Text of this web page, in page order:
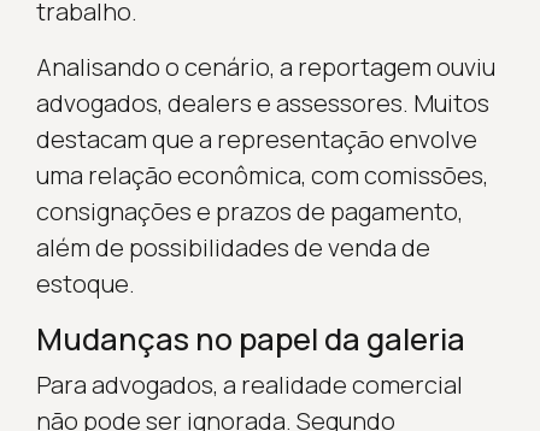
trabalho.
Analisando o cenário, a reportagem ouviu
advogados, dealers e assessores. Muitos
destacam que a representação envolve
uma relação econômica, com comissões,
consignações e prazos de pagamento,
além de possibilidades de venda de
estoque.
Mudanças no papel da galeria
Para advogados, a realidade comercial
não pode ser ignorada. Segundo